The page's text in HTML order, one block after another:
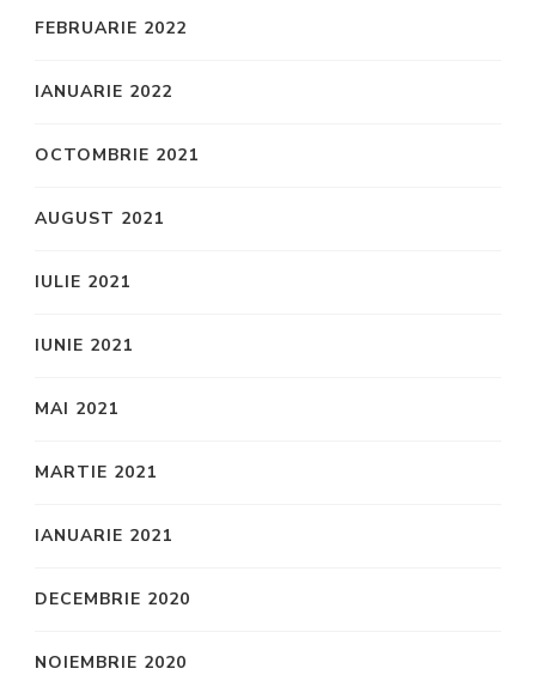
FEBRUARIE 2022
IANUARIE 2022
OCTOMBRIE 2021
AUGUST 2021
IULIE 2021
IUNIE 2021
MAI 2021
MARTIE 2021
IANUARIE 2021
DECEMBRIE 2020
NOIEMBRIE 2020